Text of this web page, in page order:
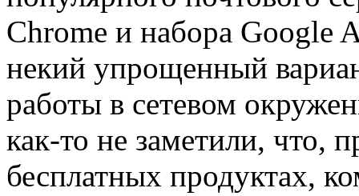
Chrome и набора Google
некий упрощенный
работы в сетевом
как-то не заметили, что,
бесплатных продуктах,